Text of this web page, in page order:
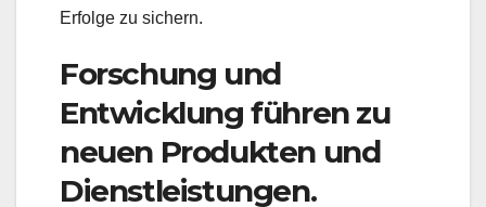
Erfolge zu sichern.
Forschung und
Entwicklung führen zu
neuen Produkten und
Dienstleistungen.